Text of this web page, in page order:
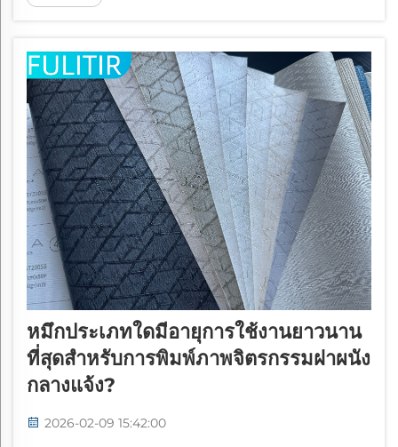
หมึกประเภทใดมีอายุการใช้งานยาวนาน
ที่สุดสำหรับการพิมพ์ภาพจิตรกรรมฝาผนัง
กลางแจ้ง?
2026-02-09 15:42:00